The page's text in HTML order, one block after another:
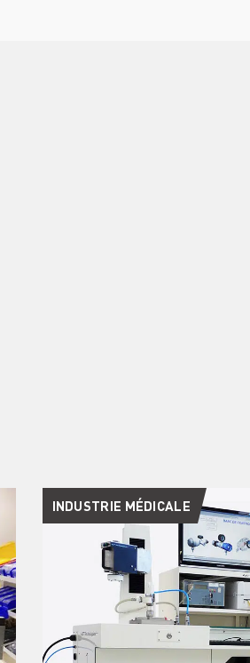
INDUSTRIE MÉDICALE